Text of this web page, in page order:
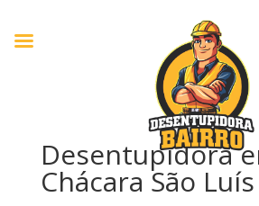
Desentupidora
Chácara São Luís